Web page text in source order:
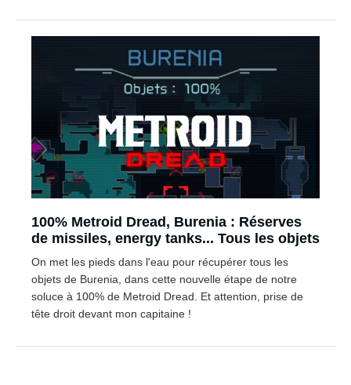
100% Metroid Dread, Burenia : Réserves
de missiles, energy tanks... Tous les objets
On met les pieds dans l'eau pour récupérer tous les
objets de Burenia, dans cette nouvelle étape de notre
soluce à 100% de Metroid Dread. Et attention, prise de
tête droit devant mon capitaine !